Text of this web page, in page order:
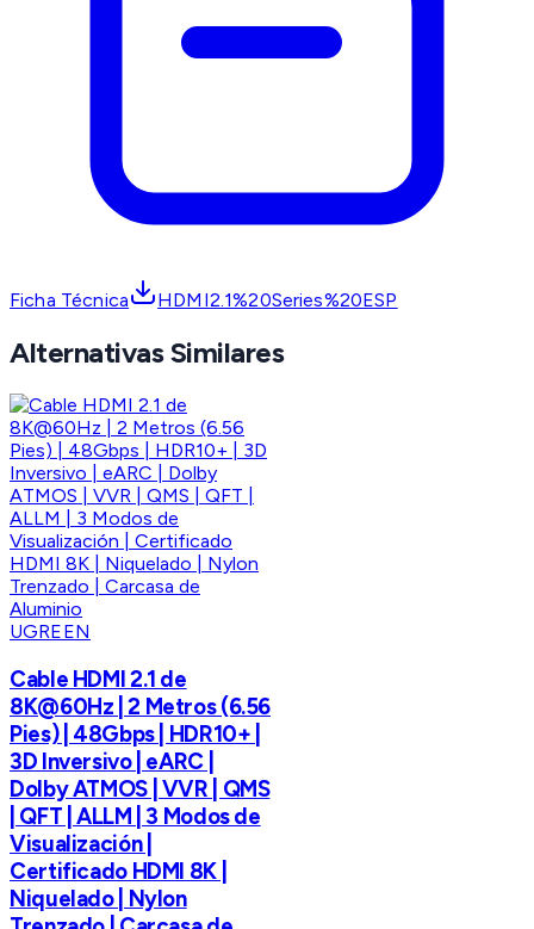
Ficha Técnica HDMI2.1%20Series%20ESP
Alternativas Similares
UGREEN
Cable HDMI 2.1 de
8K@60Hz | 2 Metros (6.56
Pies) | 48Gbps | HDR10+ |
3D Inversivo | eARC |
Dolby ATMOS | VVR | QMS
| QFT | ALLM | 3 Modos de
Visualización |
Certificado HDMI 8K |
Niquelado | Nylon